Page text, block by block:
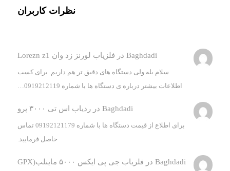
نظرات کاربران
Baghdadi در فلزیاب لورنز زد وان Lorezn z1
سلام بله ولی دستگاه های دقیق تر هم داریم. برای کسب
اطلاعات بیشتر درباره ی دستگاه ها با شماره 0919212119…
Baghdadi درردیاب اس تی ۳۰۰۰ پرو
برای اطلاع از قیمت دستگاه ها با شماره 09192121179 تماس
حاصل فرمایید.
Baghdadi در
فلزیاب جی پی ایکس ۵۰۰۰ ماینلب(GPX